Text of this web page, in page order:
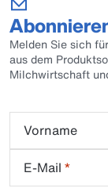
Melden Sie sich
aus dem
Milchwirtschaft
Vorname
E-Mail *